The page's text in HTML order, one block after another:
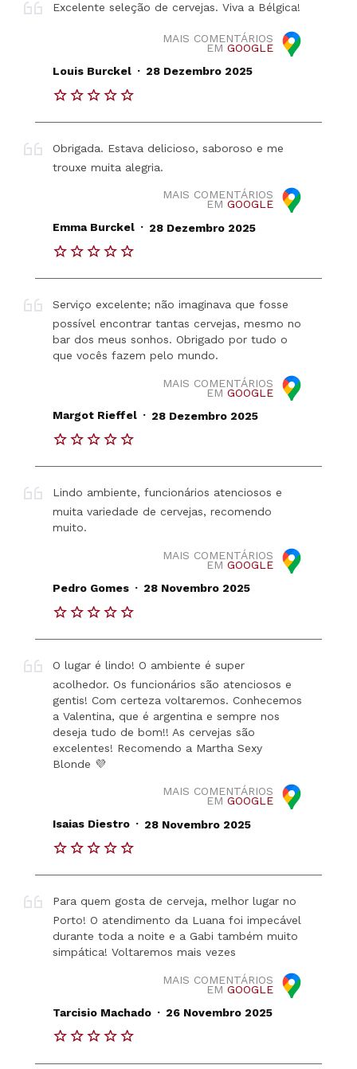
Excelente seleção de cervejas. Viva a Bélgica!
MAIS COMENTÁRIOS
EM GOOGLE
Louis Burckel . 28 Dezembro 2025
Obrigada. Estava delicioso, saboroso e me
trouxe muita alegria.
MAIS COMENTÁRIOS
EM GOOGLE
Emma Burckel . 28 Dezembro 2025
Serviço excelente; não imaginava que fosse
possível encontrar tantas cervejas, mesmo no
bar dos meus sonhos. Obrigado por tudo o
que vocês fazem pelo mundo.
MAIS COMENTÁRIOS
EM GOOGLE
Margot Rieffel . 28 Dezembro 2025
Lindo ambiente, funcionários atenciosos e
muita variedade de cervejas, recomendo
muito.
MAIS COMENTÁRIOS
EM GOOGLE
Pedro Gomes . 28 Novembro 2025
O lugar é lindo! O ambiente é super
acolhedor. Os funcionários são atenciosos e
gentis! Com certeza voltaremos. Conhecemos
a Valentina, que é argentina e sempre nos
deseja tudo de bom!! As cervejas são
excelentes! Recomendo a Martha Sexy
Blonde 💜
MAIS COMENTÁRIOS
EM GOOGLE
Isaias Diestro . 28 Novembro 2025
Para quem gosta de cerveja, melhor lugar no
Porto! O atendimento da Luana foi impecável
durante toda a noite e a Gabi também muito
simpática! Voltaremos mais vezes
MAIS COMENTÁRIOS
EM GOOGLE
Tarcisio Machado . 26 Novembro 2025